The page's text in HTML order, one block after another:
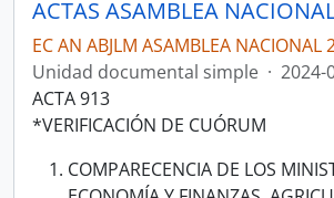
EC AN ABJLM ASAMBLEA NACIONAL
Unidad documental simple · 2024-
ACTA 913
*VERIFICACIÓN DE CUÓRUM
COMPARECENCIA DE LOS